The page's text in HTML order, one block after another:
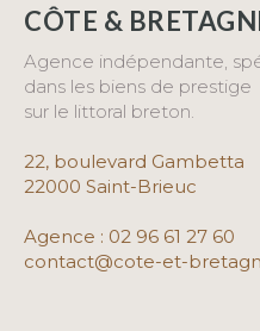
CÔTE &
Agence indépendante,
dans les biens de prestige
sur le littoral breton.
22, boulevard Gambetta
22000 Saint-Brieuc
Agence : 02 96 61 27 60
contact@cote-et-